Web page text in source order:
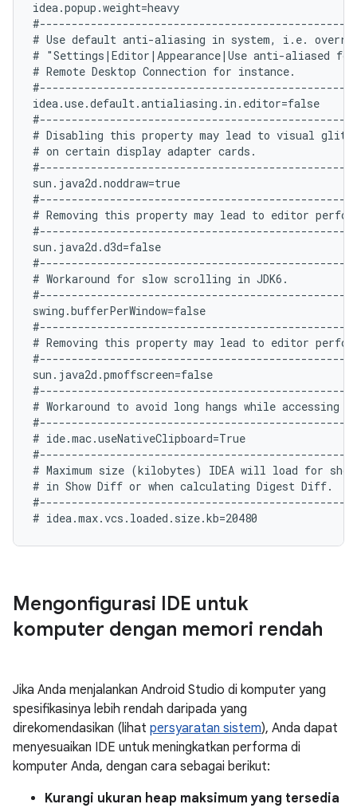
idea.popup.weight=heavy
# Use default anti-aliasing in system, i.e.
# "Settings|Editor|Appearance|Use anti-aliased
# Remote Desktop Connection for instance.
idea.use.default.antialiasing.in.editor=false
# Disabling this property may lead to visual
# on certain display adapter cards.
sun.java2d.noddraw=true
# Removing this property may lead to editor
sun.java2d.d3d=false
# Workaround for slow scrolling in JDK6.
swing.bufferPerWindow=false
# Removing this property may lead to editor
sun.java2d.pmoffscreen=false
# Workaround to avoid long hangs while accessing
# ide.mac.useNativeClipboard=True
# Maximum size (kilobytes) IDEA will load for
# in Show Diff or when calculating Digest Diff.
Mengonfigurasi IDE untuk
komputer dengan memori rendah
Jika Anda menjalankan Android Studio di komputer yang
spesifikasinya lebih rendah daripada yang
direkomendasikan (lihat persyaratan sistem), Anda dapat
menyesuaikan IDE untuk meningkatkan performa di
komputer Anda, dengan cara sebagai berikut:
Kurangi ukuran heap maksimum yang tersedia